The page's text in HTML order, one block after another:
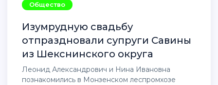
Общество
Изумрудную свадьбу
отпраздновали супруги Савины
из Шекснинского округа
Леонид Александрович и Нина Ивановна
познакомились в Монзенском леспромхозе